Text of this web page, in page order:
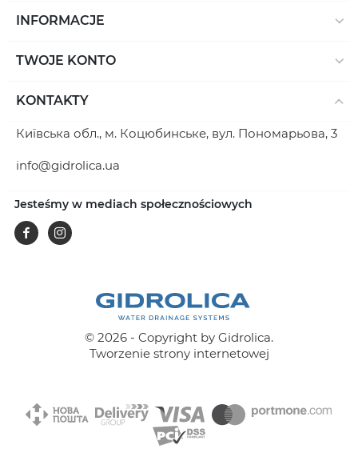
INFORMACJE
TWOJE KONTO
KONTAKTY
Київська обл., м. Коцюбинське, вул. Пономарьова, 3
info@gidrolica.ua
Jesteśmy w mediach społecznościowych
FacebookInstagram
© 2026 - Copyright by Gidrolica.
Tworzenie strony internetowej